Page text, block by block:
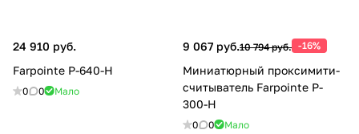
24 910 руб.
Farpointe P-640-H
0 0 Мало
9 067 руб.10 794 руб. -16%
Миниатюрный проксимити-
считыватель Farpointe P-
300-H
0 0 Мало